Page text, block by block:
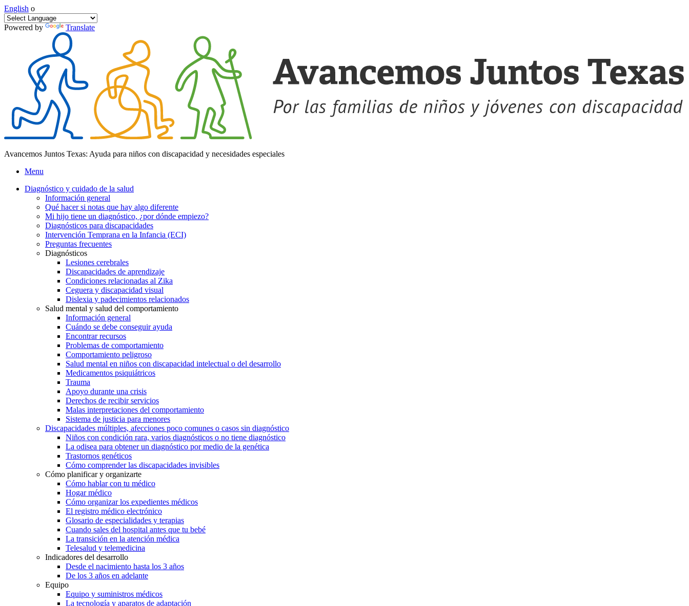
English o
Powered by Translate
Avancemos Juntos Texas: Ayuda para niños con discapacidad y necesidades especiales
Menu
Diagnóstico y cuidado de la salud
Información general
Qué hacer si notas que hay algo diferente
Mi hijo tiene un diagnóstico, ¿por dónde empiezo?
Diagnósticos para discapacidades
Intervención Temprana en la Infancia (ECI)
Preguntas frecuentes
Diagnósticos
Lesiones cerebrales
Discapacidades de aprendizaje
Condiciones relacionadas al Zika
Ceguera y discapacidad visual
Dislexia y padecimientos relacionados
Salud mental y salud del comportamiento
Información general
Cuándo se debe conseguir ayuda
Encontrar recursos
Problemas de comportamiento
Comportamiento peligroso
Salud mental en niños con discapacidad intelectual o del desarrollo
Medicamentos psiquiátricos
Trauma
Apoyo durante una crisis
Derechos de recibir servicios
Malas interpretaciones del comportamiento
Sistema de justicia para menores
Discapacidades múltiples, afecciones poco comunes o casos sin diagnóstico
Niños con condición rara, varios diagnósticos o no tiene diagnóstico
La odisea para obtener un diagnóstico por medio de la genética
Trastornos genéticos
Cómo comprender las discapacidades invisibles
Cómo planificar y organizarte
Cómo hablar con tu médico
Hogar médico
Cómo organizar los expedientes médicos
El registro médico electrónico
Glosario de especialidades y terapias
Cuando sales del hospital antes que tu bebé
La transición en la atención médica
Telesalud y telemedicina
Indicadores del desarrollo
Desde el nacimiento hasta los 3 años
De los 3 años en adelante
Equipo
Equipo y suministros médicos
La tecnología y aparatos de adaptación